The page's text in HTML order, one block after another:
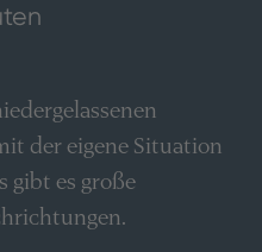
der eigene Situation
gibt es große